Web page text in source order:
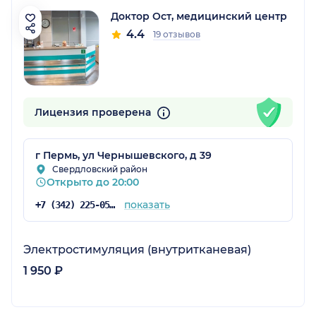
Доктор Ост, медицинский центр
4.4 19 отзывов
Лицензия проверена
г Пермь, ул Чернышевского, д 39
Свердловский район
Открыто до 20:00
+7 (342) 225-05-14 показать
Электростимуляция (внутритканевая)
1 950 ₽